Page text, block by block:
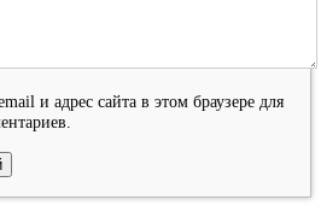
и адрес сайта в этом браузере для